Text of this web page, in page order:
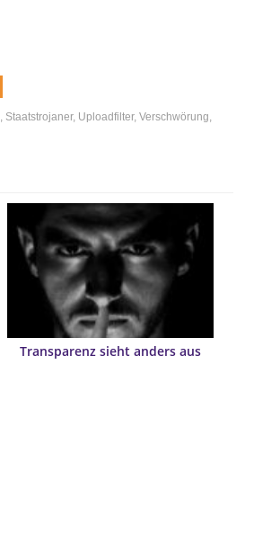
, Staatstrojaner, Uploadfilter,Verschwörung,
Transparenz sieht anders aus